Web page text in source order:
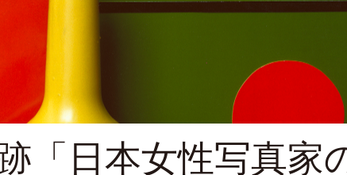
「日本女性写真家